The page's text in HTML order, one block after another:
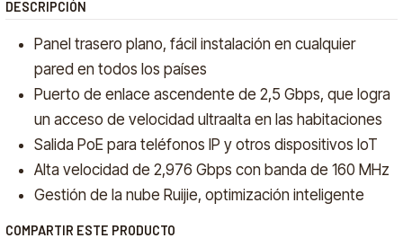
DESCRIPCIÓN
Panel trasero plano, fácil instalación en cualquier
pared en todos los países
Puerto de enlace ascendente de 2,5 Gbps, que logra
un acceso de velocidad ultraalta en las habitaciones
Salida PoE para teléfonos IP y otros dispositivos IoT
Alta velocidad de 2,976 Gbps con banda de 160 MHz
Gestión de la nube Ruijie, optimización inteligente
COMPARTIR ESTE PRODUCTO